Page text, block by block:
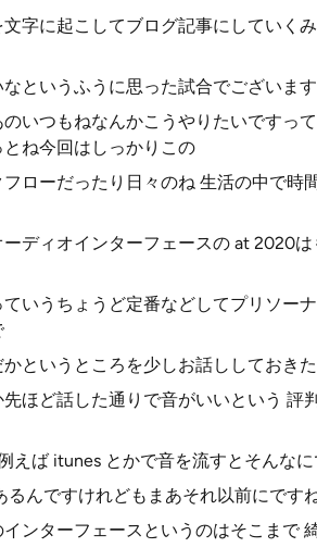
字に起こしてブログ記事にしていく
というふうに思った試合でございま
いつもねなんかこうやりたいですっ
ね今回はしっかりこの
ローだったり日々のね 生活の中で時
ディオインターフェースの at 2020
いうちょうど定番などしてプリソー
というところを少しお話ししておき
ほど話した通りで音がいいという 評
えば itunes とかで音を流すとそんな
んですけれどもまあそれ以前にです
ンターフェースというのはそこまで